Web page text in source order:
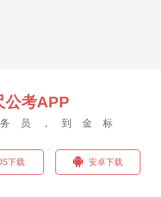
公考APP
员，到金标
下载 安卓下载